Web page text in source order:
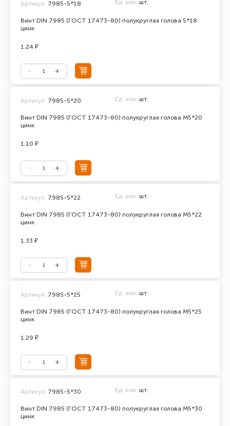
Винт DIN 7985 (ГОСТ 17473-80) полукруглая голова 5*18
цинк
Артикул: 7985-5*18 Ед. изм. шт.
1.24 ₽
Винт DIN 7985 (ГОСТ 17473-80) полукруглая голова М5*20
цинк
Артикул: 7985-5*20 Ед. изм. шт.
1.10 ₽
Винт DIN 7985 (ГОСТ 17473-80) полукруглая голова М5*22
цинк
Артикул: 7985-5*22 Ед. изм. шт.
1.33 ₽
Винт DIN 7985 (ГОСТ 17473-80) полукруглая голова М5*25
цинк
Артикул: 7985-5*25 Ед. изм. шт.
1.29 ₽
Винт DIN 7985 (ГОСТ 17473-80) полукруглая голова М5*30
цинк
Артикул: 7985-5*30 Ед. изм. шт.